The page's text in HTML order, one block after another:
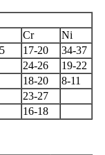
Cr
Ni
17-20
34-37
24-26
19-22
18-20
8-11
23-27
16-18